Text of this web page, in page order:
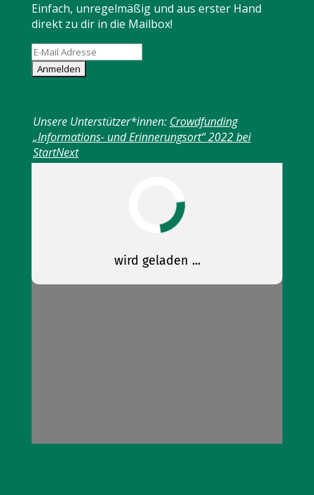
Einfach, unregelmäßig und aus erster Hand
direkt zu dir in die Mailbox!
Unsere Unterstützer*innen: Crowdfunding
„Informations- und Erinnerungsort“ 2022 bei
StartNext